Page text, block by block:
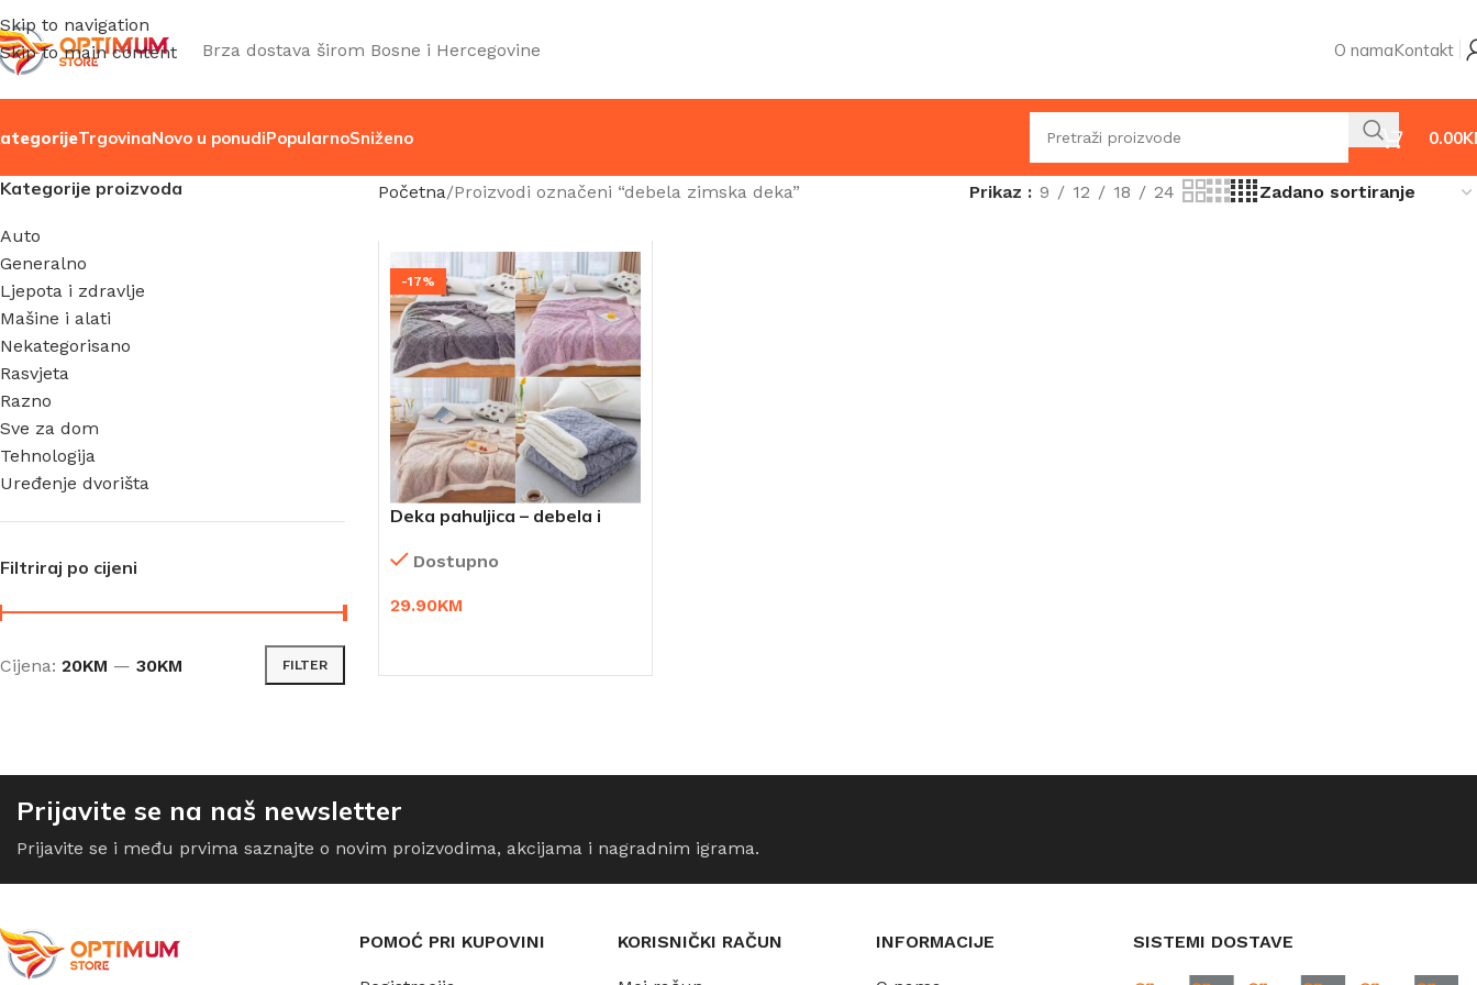
Skip to navigation
Skip to main content
Brza dostava širom Bosne i Hercegovine O namaKontakt
TrgovinaNovo u ponudiPopularnoSniženo 0.00
Kategorije proizvoda
Auto
Generalno
Ljepota i zdravlje
Mašine i alati
Nekategorisano
Rasvjeta
Razno
Sve za dom
Tehnologija
Uređenje dvorišta
Filtriraj po cijeni
FILTER
Cijena: 20KM — 30KM
Početna Proizvodi označeni “debela zimska deka” Prikaz 9 12 18 24
-17%
Deka pahuljica – debela i
Dostupno
29.90KM
Prijavite se na naš newsletter
Prijavite se i među prvima saznajte o novim proizvodima, akcijama i nagradnim igrama.
POMOĆ PRI KUPOVINI KORISNIČKI RAČUN INFORMACIJE SISTEMI DOSTAVE